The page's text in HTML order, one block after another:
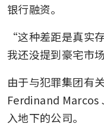
银行融资。
“这种差距是真实
我还没提到豪宅市
由于与犯罪集团有
Ferdinand Marcos
入地下的公司。